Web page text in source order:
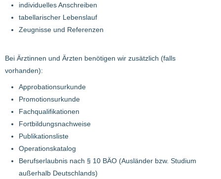
individuelles Anschreiben
tabellarischer Lebenslauf
Zeugnisse und Referenzen
Bei Ärztinnen und Ärzten benötigen wir zusätzlich (falls
vorhanden):
Approbationsurkunde
Promotionsurkunde
Fachqualifikationen
Fortbildungsnachweise
Publikationsliste
Operationskatalog
Berufserlaubnis nach § 10 BÄO (Ausländer bzw. Studium
außerhalb Deutschlands)